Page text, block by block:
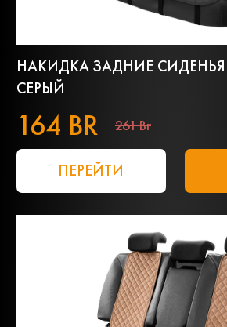
НАКИДКА ЗАДНИЕ СИДЕНЬЯ
СЕРЫЙ
164 BR 261 Br
ПЕРЕЙТИ